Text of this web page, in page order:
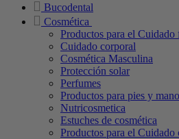
Bucodental
Cosmética
Productos para el Cuidado
Cuidado corporal
Cosmética Masculina
Protección solar
Perfumes
Productos para pies y
Nutricosmetica
Estuches de cosmética
Productos para el Cuidado